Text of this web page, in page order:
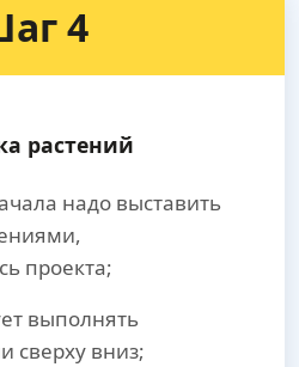
4
растений
надо выставить
проекта;
выполнять
сверху вниз;